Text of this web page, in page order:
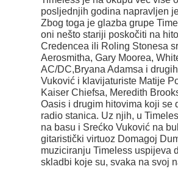
posljednjih godina napravljen
Zbog toga je glazba grupe
oni nešto stariji poskočiti na
Credencea ili Roling Stonesa
Aerosmitha, Gary Moorea,
AC/DC,Bryana Adamsa i
Vuković i klavijaturiste Matije
Kaiser Chiefsa, Meredith
Oasis i drugim hitovima koji se
radio stanica. Uz njih, u
na basu i Srećko Vuković na
gitaristički virtuoz Domagoj
muziciranju Timeless uspijeva
skladbi koje su, svaka na svoj